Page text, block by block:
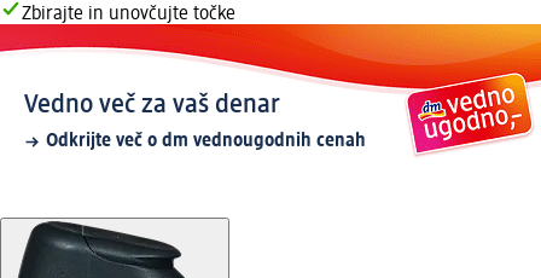
Zbirajte in unovčujte točke
Vedno več za vaš denar
Odkrijte več o dm vednougodnih cenah